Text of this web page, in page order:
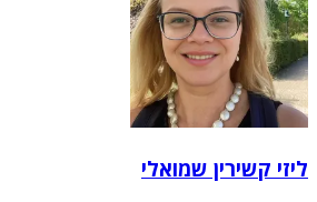
ליזי קשירין שמואלי